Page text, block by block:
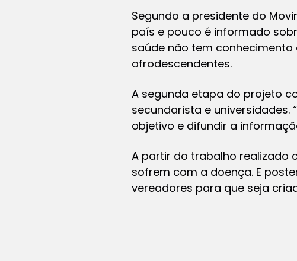
Segundo a presidente do
país e pouco é informado
saúde não tem
afrodescendentes.
A segunda etapa do projeto
secundarista e universidades.
objetivo e difundir a
A partir do trabalho realizado
sofrem com a doença. E
vereadores para que seja